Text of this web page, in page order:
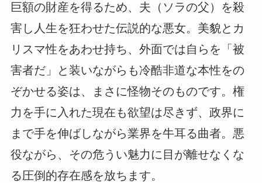
巨額の財産を得るため、夫（ソラの父）を殺
害し人生を狂わせた伝説的な悪女。美貌とカ
リスマ性をあわせ持ち、外面では自らを「被
害者だ」と装いながらも冷酷非道な本性をの
ぞかせる姿は、まさに怪物そのものです。権
力を手に入れた現在も欲望は尽きず、政界に
まで手を伸ばしながら業界を牛耳る曲者。悪
役ながら、その危うい魅力に目が離せなくな
る圧倒的存在感を放ちます。